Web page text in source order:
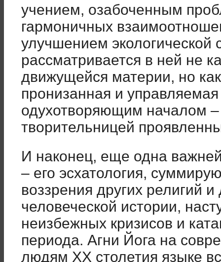
учением, озабоченным
гармоничных
улучшением
рассматривается в ней не
движущейся материи, но
пронизанная и
одухотворяющим началом
творительницей
И наконец, еще одна
– его эсхатология,
воззрения других религий
человеческой истории,
неизбежных кризисов и
периода. Агни Йога на
людям ХХ столетия языке